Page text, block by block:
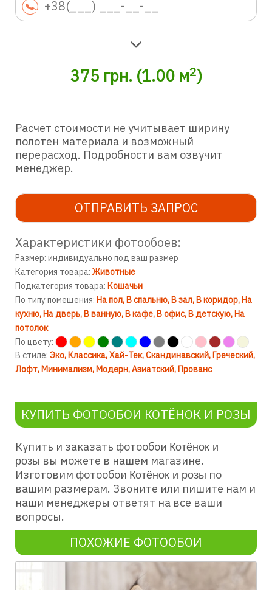
375 грн. (1.00м2)
Расчет стоимости не учитывает ширину
полотен материала и возможный
перерасход. Подробности вам озвучит
менеджер.
ОТПРАВИТЬ ЗАПРОС
Характеристики фотообоев:
Размер: индивидуально под ваш размер
Категория товара: Животные
Подкатегория товара: Кошачьи
По типу помещения: На пол В спальню В зал В коридор На
кухню На дверь В ванную В кафе В офис В детскую На
потолок
По цвету:
В стиле: Эко Классика Хай-Тек Скандинавский Греческий
Лофт Минимализм Модерн Азиатский Прованс
КУПИТЬ ФОТООБОИ КОТЁНОК И РОЗЫ
Купить и заказать фотообои Котёнок и
розы вы можете в нашем магазине.
Изготовим фотообои Котёнок и розы по
вашим размерам. Звоните или пишите нам и
наши менеджеры ответят на все ваши
вопросы.
ПОХОЖИЕ ФОТООБОИ